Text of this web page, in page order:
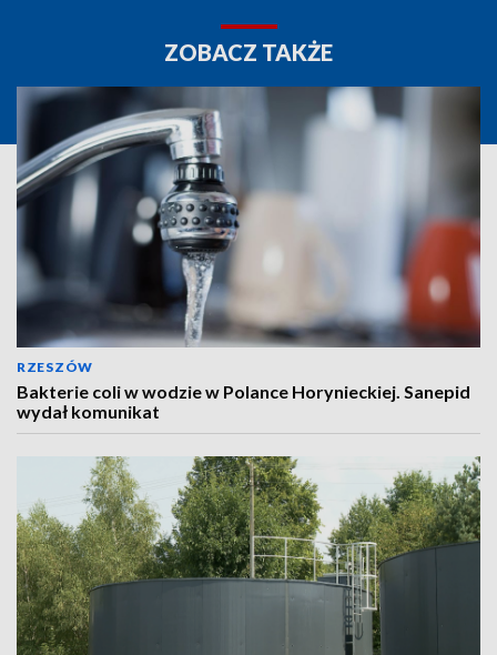
ZOBACZ TAKŻE
RZESZÓW
Bakterie coli w wodzie w Polance Horynieckiej. Sanepid
wydał komunikat